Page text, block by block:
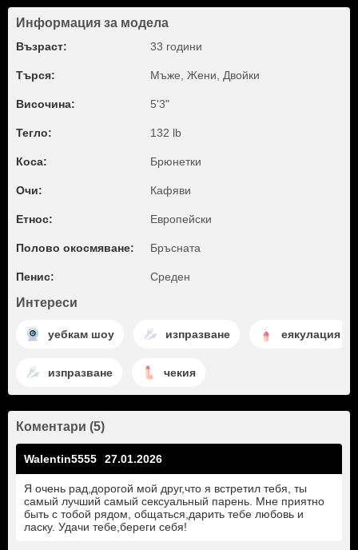
Информация за модела
Възраст: 33 години
Търся: Мъже, Жени, Двойки
Височина: 5'3"
Тегло: 132 lb
Коса: Брюнетки
Очи: Кафяви
Етнос: Европейски
Полово окосмяване: Бръсната
Пенис: Среден
Интереси
уебкам шоу изпразване еякулация
изпразване чекия
Коментари (5)
Walentin5555 27.01.2026
Я очень рад,дорогой мой друг,что я встретил тебя, ты
самый лучший самый сексуальный парень. Мне приятно
быть с тобой рядом, общаться,дарить тебе любовь и
ласку. Удачи тебе,береги себя!